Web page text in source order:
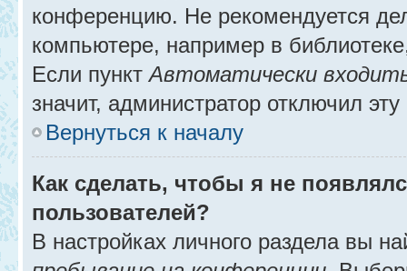
конференцию. Не рекомендуется
компьютере, например в
Если пунктАвтоматически
значит, администратор отключил
Вернуться к началу
Как сделать, чтобы я не
пользователей?
В настройках личного раздела вы